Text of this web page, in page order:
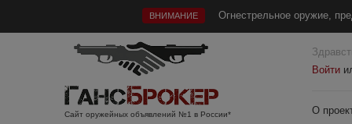
ВНИМАНИЕ Огнестрельное оружие,
Сайт оружейных объявлений №1 в России*
Войти
О